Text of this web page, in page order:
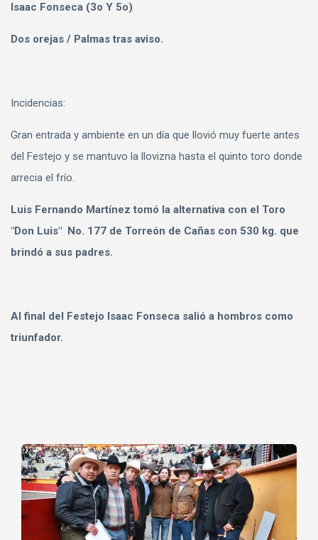
Isaac Fonseca (3o Y 5o)
Dos orejas / Palmas tras aviso.
Incidencias:
Gran entrada y ambiente en un día que llovió muy fuerte antes
del Festejo y se mantuvo la llovizna hasta el quinto toro donde
arrecia el frío.
Luis Fernando Martínez tomó la alternativa con el Toro
"Don Luis" No. 177 de Torreón de Cañas con 530 kg. que
brindó a sus padres.
Al final del Festejo Isaac Fonseca salió a hombros como
triunfador.